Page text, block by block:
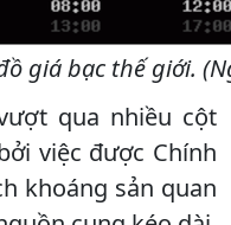
giá bạc thế giới.
qua nhiều cột
việc được Chính
khoáng sản quan